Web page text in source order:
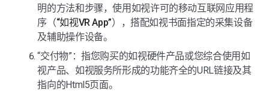
明的方法和步骤，使用如视许可的移动互联网应用程
序（“如视VR App”），搭配如视书面指定的采集设备
及辅助操作设备。
“交付物”：指您购买的如视硬件产品或您综合使用如
视产品、如视服务所形成的功能齐全的URL链接及其
指向的Html5页面。